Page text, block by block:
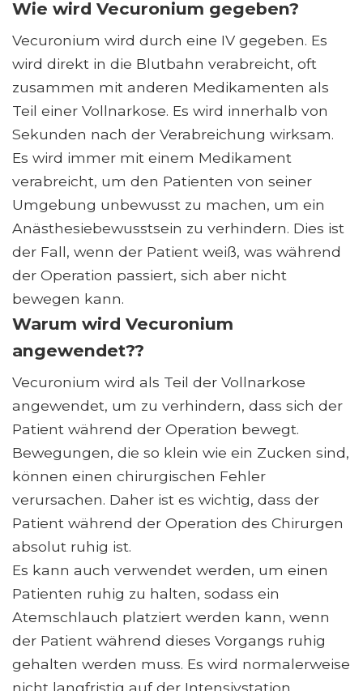
Wie wird Vecuronium gegeben?
Vecuronium wird durch eine IV gegeben. Es
wird direkt in die Blutbahn verabreicht, oft
zusammen mit anderen Medikamenten als
Teil einer Vollnarkose. Es wird innerhalb von
Sekunden nach der Verabreichung wirksam.
Es wird immer mit einem Medikament
verabreicht, um den Patienten von seiner
Umgebung unbewusst zu machen, um ein
Anästhesiebewusstsein zu verhindern. Dies ist
der Fall, wenn der Patient weiß, was während
der Operation passiert, sich aber nicht
bewegen kann.
Warum wird Vecuronium
angewendet??
Vecuronium wird als Teil der Vollnarkose
angewendet, um zu verhindern, dass sich der
Patient während der Operation bewegt.
Bewegungen, die so klein wie ein Zucken sind,
können einen chirurgischen Fehler
verursachen. Daher ist es wichtig, dass der
Patient während der Operation des Chirurgen
absolut ruhig ist.
Es kann auch verwendet werden, um einen
Patienten ruhig zu halten, sodass ein
Atemschlauch platziert werden kann, wenn
der Patient während dieses Vorgangs ruhig
gehalten werden muss. Es wird normalerweise
nicht langfristig auf der Intensivstation